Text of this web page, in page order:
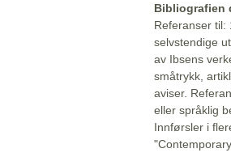
Bibliografien
Referanser til:
selvstendige
av Ibsens
småtrykk,
aviser.
eller språklig
Innførsler i